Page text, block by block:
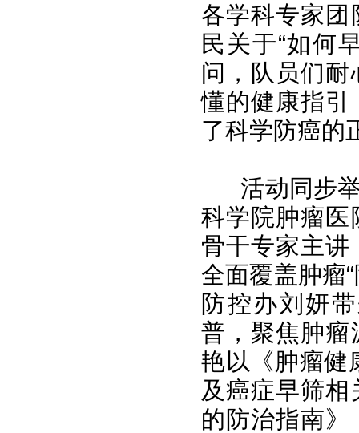
各学科专家
民关于“如何
问，队员们
懂的健康指引
了科学防癌的
活动同步
科学院肿瘤医
骨干专家主
全面覆盖肿瘤
防控办刘妍
普，聚焦肿瘤
艳以《肿瘤健
及癌症早筛
的防治指南